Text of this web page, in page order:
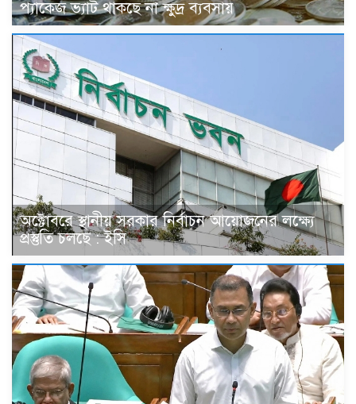
প্যাকেজ ভ্যাট থাকছে না ক্ষুদ্র ব্যবসায়
অক্টোবরে স্থানীয় সরকার নির্বাচন আয়োজনের লক্ষ্যে
প্রস্তুতি চলছে : ইসি